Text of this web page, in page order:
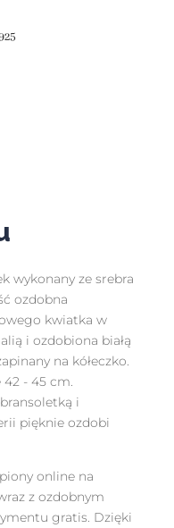
wykonany ze srebra
ozdobna
kwiatka w
i ozdobiona białą
na kółeczko.
42 - 45 cm.
i
pięknie ozdobi
online na
z ozdobnym
gratis. Dzięki